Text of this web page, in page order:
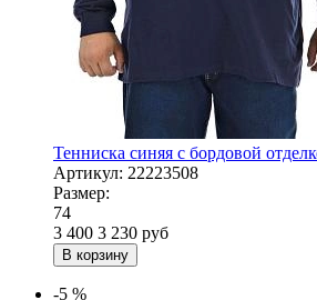
Тенниска синяя с бордовой
Артикул: 22223508
Размер:
74
3 400 3 230 руб
В корзину
-5 %